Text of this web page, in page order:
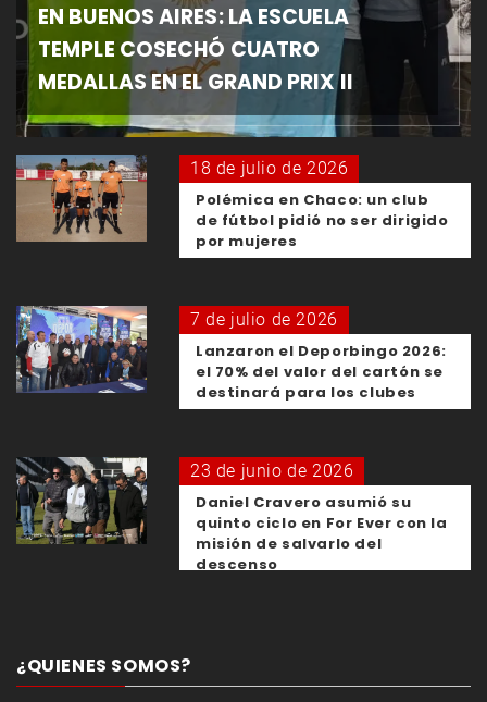
EN BUENOS AIRES: LA ESCUELA
TEMPLE COSECHÓ CUATRO
MEDALLAS EN EL GRAND PRIX II
18 de julio de 2026
Polémica en Chaco: un club
de fútbol pidió no ser dirigido
por mujeres
7 de julio de 2026
Lanzaron el Deporbingo 2026:
el 70% del valor del cartón se
destinará para los clubes
23 de junio de 2026
Daniel Cravero asumió su
quinto ciclo en For Ever con la
misión de salvarlo del
descenso
¿QUIENES SOMOS?